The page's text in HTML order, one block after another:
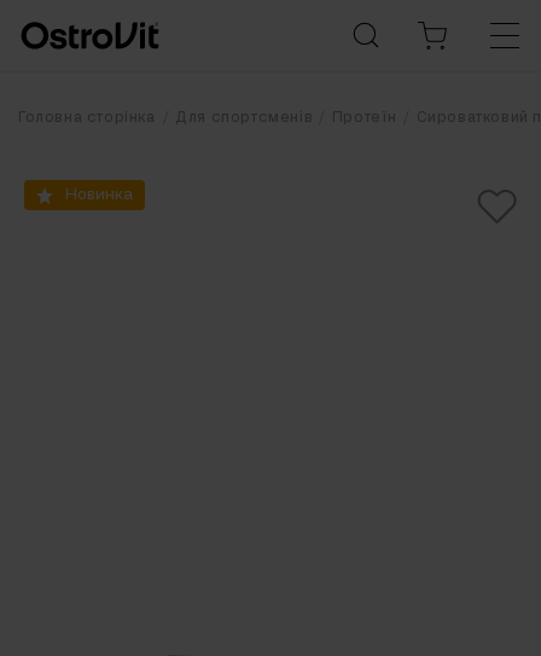
Головна сторінка Для спортсменів Протеїн Сироватковий
Новинка